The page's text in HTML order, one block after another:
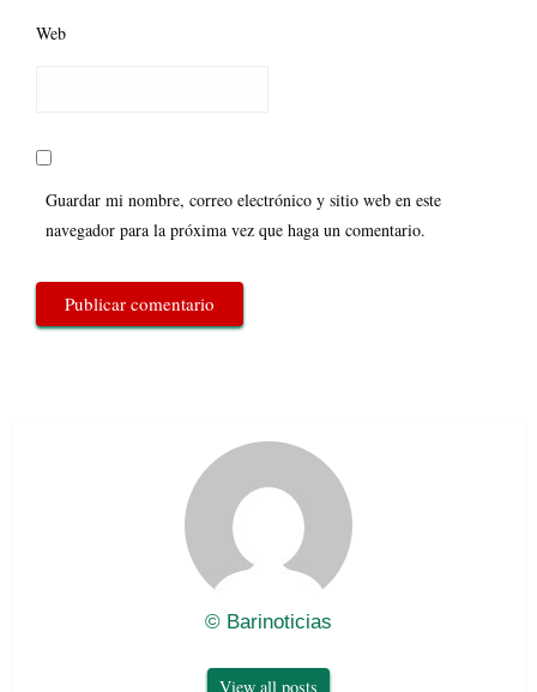
Web
Guardar mi nombre, correo electrónico y sitio web en este
navegador para la próxima vez que haga un comentario.
© Barinoticias
View all posts